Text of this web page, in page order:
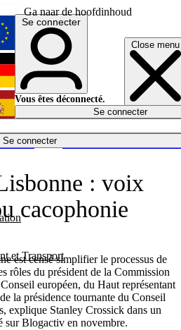
Ga naar de hoofdinhoud
Close menu
Se connecter
et Transport
English
Deutsch
Español
Se connecter
Vous êtes déconnecté.
Se connecter
: voix
cacophonie
est censé simplifier le processus de
rôles du président de la Commission
européen, du Haut représentant
la présidence tournante du Conseil
explique Stanley Crossick dans un
sur Blogactiv en novembre.